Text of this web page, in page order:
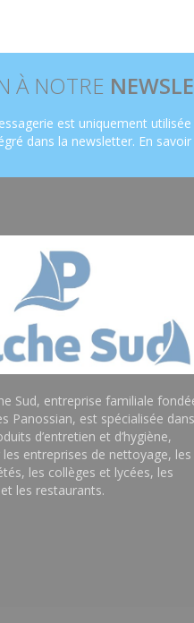
À NOTRE
est uniquement
dans la newsletter. En
Sud, entreprise familiale
Panossian, est spécialisée dans
d’entretien et d’hygiène,
entreprises de nettoyage, les
les collèges et lycées, les
les restaurants.